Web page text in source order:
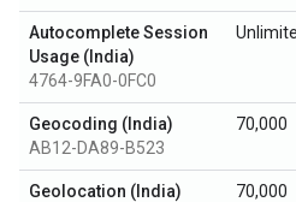
Autocomplete Session
Usage (India)
4764-9FA0-0FC0
Geocoding (India)
AB12-DA89-B523
70,000
Geolocation (India) 70,000